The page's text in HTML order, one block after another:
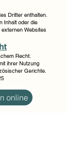
Dritter enthalten.
Inhalt oder die
Websites
Recht.
ihrer Nutzung
Gerichte.
online